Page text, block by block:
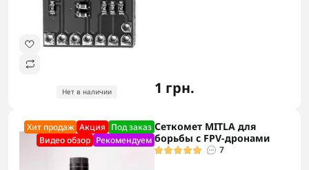
Нет в наличии 1 грн.
Хит продаж Акция Под заказ
Видео обзор Рекомендуем
Сеткомет MITLA для
борьбы с FPV-дронами
7